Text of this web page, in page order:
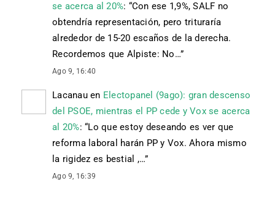
se acerca al 20%: “Con ese 1,9%, SALF no
obtendría representación, pero trituraría
alrededor de 15-20 escaños de la derecha.
Recordemos que Alpiste: No…”
Ago 9, 16:40
Lacanauen Electopanel (9ago): gran descenso
del PSOE, mientras el PP cede y Vox se acerca
al 20%: “Lo que estoy deseando es ver que
reforma laboral harán PP y Vox. Ahora mismo
la rigidez es bestial ,…”
Ago 9, 16:39